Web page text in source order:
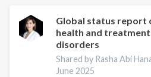
and
Responsive
Recovery
Systems
Global status report
health and
disorders
Shared by Rasha Abi
June 2025